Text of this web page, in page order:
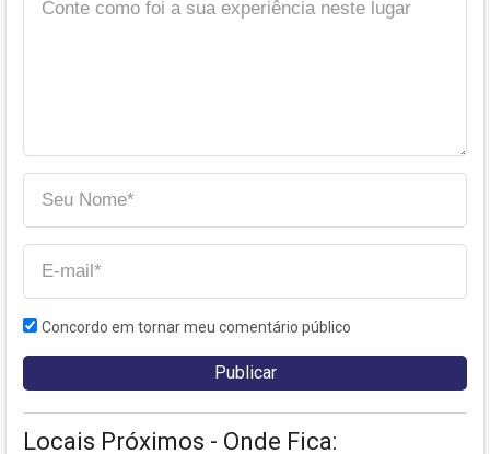
Concordo em tornar meu comentário público
Locais Próximos - Onde Fica: